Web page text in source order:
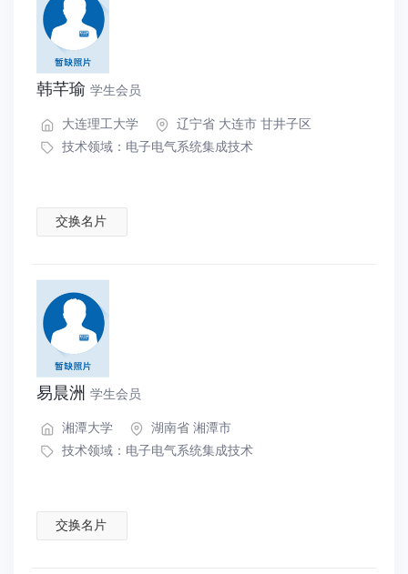
韩芊瑜 学生会员
大连理工大学
辽宁省 大连市 甘井子区
技术领域： 电子电气系统集成技术
交换名片
易晨洲 学生会员
湘潭大学
湖南省 湘潭市
技术领域： 电子电气系统集成技术
交换名片